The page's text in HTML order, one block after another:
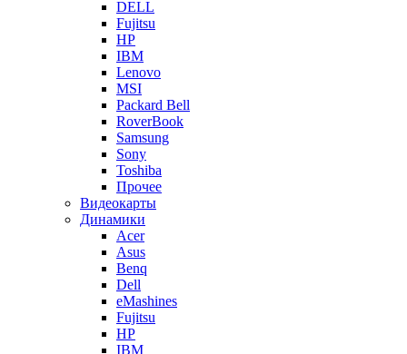
DELL
Fujitsu
HP
IBM
Lenovo
MSI
Packard Bell
RoverBook
Samsung
Sony
Toshiba
Прочее
Видеокарты
Динамики
Acer
Asus
Benq
Dell
eMashines
Fujitsu
HP
IBM